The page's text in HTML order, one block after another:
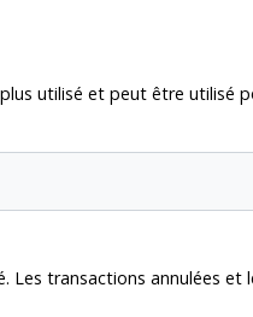
utilisé et peut être utilisé
transactions annulées et